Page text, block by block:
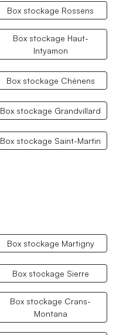
Box stockage Rossens
Box stockage Haut-
Intyamon
Box stockage Chénens
Box stockage Grandvillard
Box stockage Saint-Martin
Box stockage Martigny
Box stockage Sierre
Box stockage Crans-
Montana